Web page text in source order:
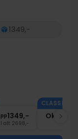
1349,-
pp1349,-
I alt 2698,-
CLASSIC II.
Okt